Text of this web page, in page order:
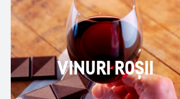
VINURI ROȘII